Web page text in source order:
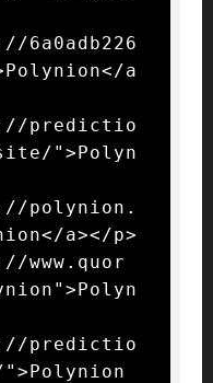
6a0adb226
a
predictio
">Polyn
polynion.
a></p>
www.quor
predictio
">Polynion